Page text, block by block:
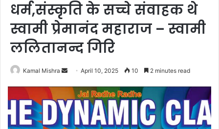
धर्म,संस्कृति के सच्चे संवाहक थे
स्वामी प्रेमानंद महाराज – स्वामी
ललितानन्द गिरि
Kamal Mishra
Send
email
April 10, 2025 10 2 minutes read